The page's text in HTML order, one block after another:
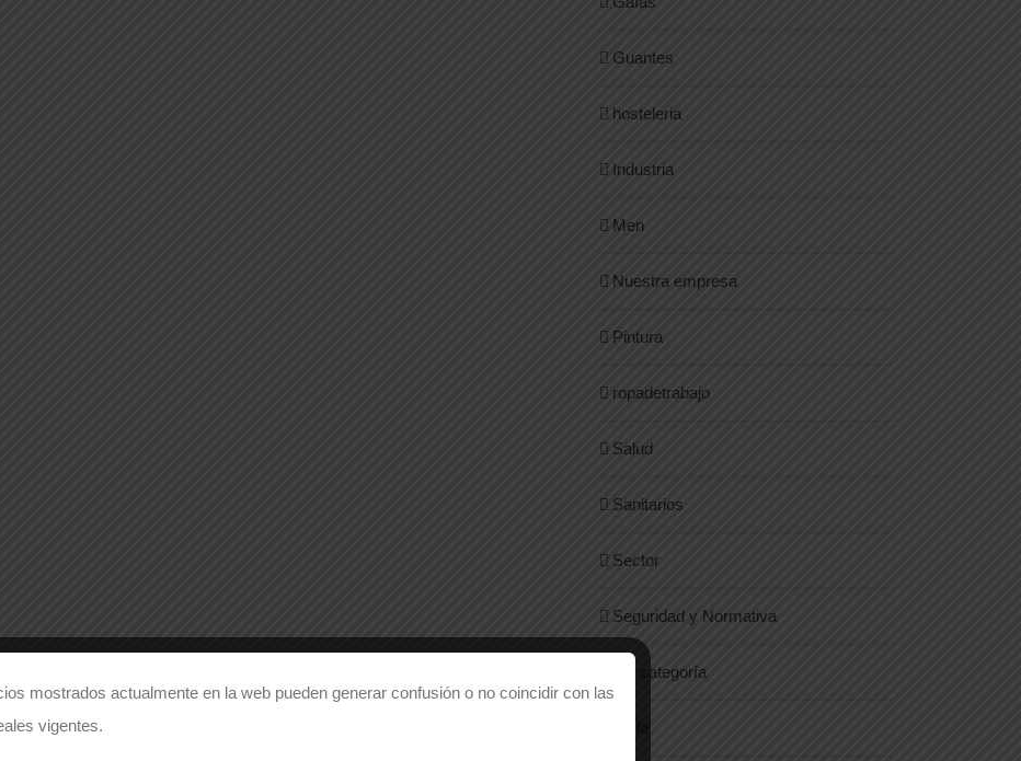
Guantes
hosteleria
Industria
Men
Nuestra empresa
Pintura
ropadetrabajo
Salud
Sanitarios
Sector
Seguridad y Normativa
Sin categoría
mostrados actualmente en la web pueden generar confusión o no coincidir con las
vigentes.